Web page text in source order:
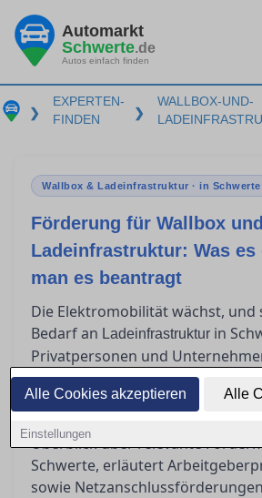
Alle Cookies akzeptieren Alle
Einstellungen
Automarkt
Schwerte.de
Autos einfach finden
❯
EXPERTEN-
FINDEN
❯
WALLBOX-UND-
Wallbox & Ladeinfrastruktur · in Schwerte
Förderung für Wallbox und
Ladeinfrastruktur: Was
man es beantragt
Die Elektromobilität wächst, und
Bedarf an Ladeinfrastruktur in
Privatpersonen und
welche Förderprogramme für
Ladeinfrastruktur existieren und
Überblick über relevante
Schwerte, erläutert
sowie